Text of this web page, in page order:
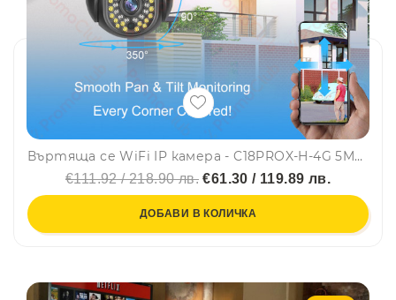
Въртяща се WiFi IP камера - C18PROX-H-4G 5MP, камера за видеонаблюдение с фиксиран фокус, със слот SIM и SD карта, V380, SMARTHOME
€111.92 / 218.90 лв. €61.30 / 119.89 лв.
ДОБАВИ В КОЛИЧКА